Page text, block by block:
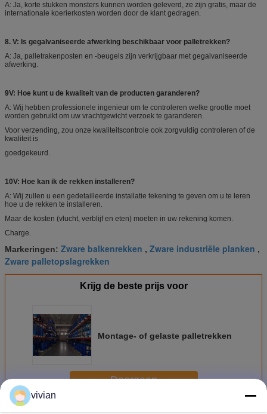
A: Ja, korte stukken monsters kunnen worden geleverd, ze zijn gratis, maar de
internationale koerierkosten worden door de klant gedragen.
8. V: Is gegalvaniseerde afwerking beschikbaar voor palletrekken?
A: Ja, palletrakenposten en -beugels zijn verkrijgbaar met gegalvaniseerde
afwerking.
9V: Hoe kunt u de kwaliteit van de producten garanderen?
A: Wij hebben professionele ingenieur om te controleren welke grootte moet
worden gebruikt om uw vrachtgewicht verzoek te garanderen.
Voor verzending, zou onze kwaliteitscontrole ook zorgvuldig controleren of de
kwaliteit is
goedgekeurd.
10V: Hoe kan ik de rekken installeren?
A: Wij zullen u een gedetailleerde installatie tekening te geven om u te leren
hoe u de rekken te installeren.
Maar de kosten (vlucht, verblijf en eten) moeten in uw rekening komen.
Charge.
Markeringen: Zware balkenrekken , Zware industriële planken ,
Zware palletopslagrekken
Krijg de beste prijs voor
Montage- of gelaste palletrekken
Doorgaan
vivian